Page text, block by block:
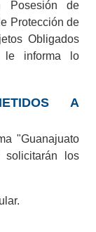
Posesión de
Protección de
Obligados
le informa lo
A
"Guanajuato
los